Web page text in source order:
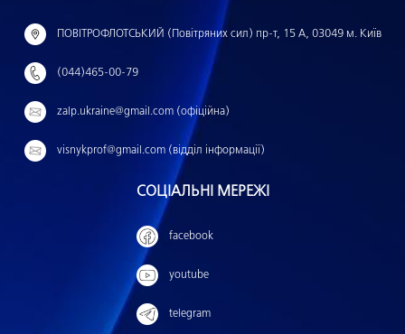
й
:
ПОВІТРОФЛОТСЬКИЙ (Повітряних сил) пр-т, 15 А, 03049 м. Київ
(044)465-00-79
zalp.ukraine@gmail.com (офіційна)
visnykprof@gmail.com (відділ інформації)
СОЦІАЛЬНІ МЕРЕЖІ
facebook
youtube
telegram